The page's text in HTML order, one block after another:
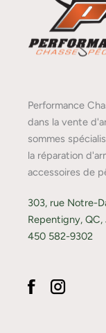
Performance
dans la vente
sommes
la réparation
accessoires de
303, rue Notre-
Repentigny, QC,
450 582-9302